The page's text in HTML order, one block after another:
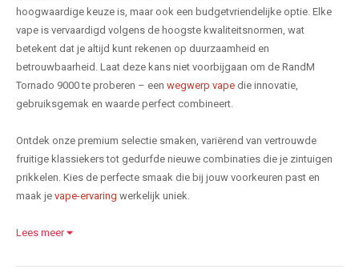
hoogwaardige keuze is, maar ook een budgetvriendelijke optie. Elke
vape is vervaardigd volgens de hoogste kwaliteitsnormen, wat
betekent dat je altijd kunt rekenen op duurzaamheid en
betrouwbaarheid. Laat deze kans niet voorbijgaan om de RandM
Tornado 9000 te proberen – een wegwerp vape die innovatie,
gebruiksgemak en waarde perfect combineert.
Ontdek onze premium selectie smaken, variërend van vertrouwde
fruitige klassiekers tot gedurfde nieuwe combinaties die je zintuigen
prikkelen. Kies de perfecte smaak die bij jouw voorkeuren past en
maak je vape-ervaring werkelijk uniek.
Lees meer